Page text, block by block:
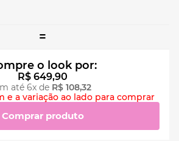
=
o look por:
R$ 649,90
até 6x de R$ 108,32
e a variação ao lado para comprar
Comprar produto